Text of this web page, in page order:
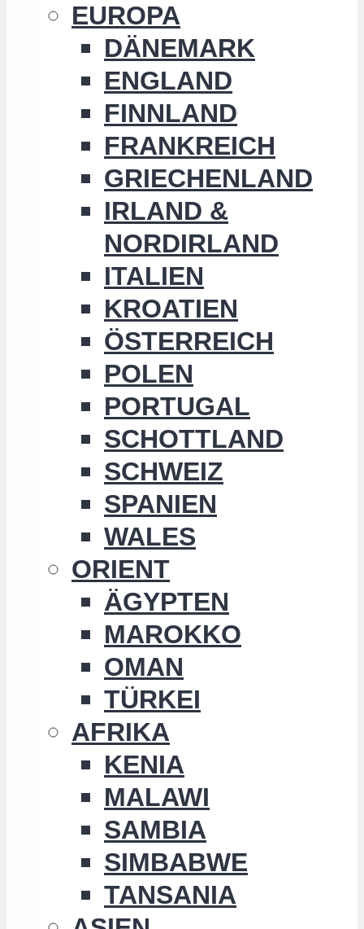
EUROPA
DÄNEMARK
ENGLAND
FINNLAND
FRANKREICH
GRIECHENLAND
IRLAND &
NORDIRLAND
ITALIEN
KROATIEN
ÖSTERREICH
POLEN
PORTUGAL
SCHOTTLAND
SCHWEIZ
SPANIEN
WALES
ORIENT
ÄGYPTEN
MAROKKO
OMAN
TÜRKEI
AFRIKA
KENIA
MALAWI
SAMBIA
SIMBABWE
TANSANIA